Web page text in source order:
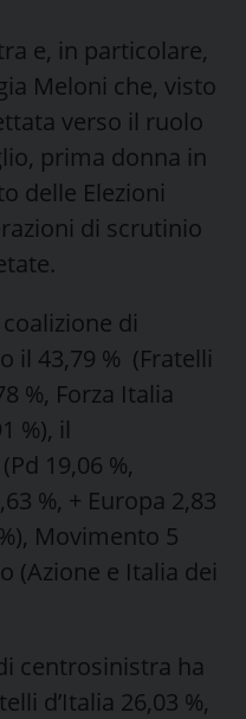
e, in particolare,
Meloni che, visto
verso il ruolo
prima donna in
delle Elezioni
di scrutinio
coalizione di
il 43,79 % (Fratelli
%, Forza Italia
%), il
19,06 %,
%, + Europa 2,83
Movimento 5
(Azione e Italia dei
centrosinistra ha
d’Italia 26,03 %,